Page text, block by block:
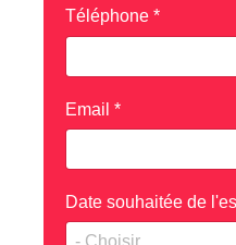
Téléphone *
Email *
Date souhaitée de